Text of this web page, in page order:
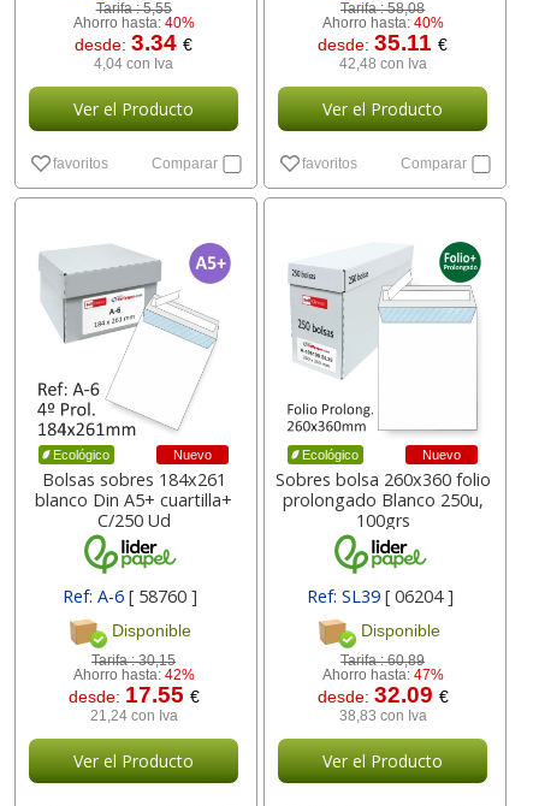
Tarifa :5,55
Ahorro hasta: 40%
desde:3.34€
4,04 con Iva
Ver el Producto
favoritos Comparar
Tarifa :58,08
Ahorro hasta: 40%
desde:35.11€
42,48 con Iva
Ver el Producto
favoritos Comparar
Ecológico Nuevo
Bolsas sobres 184x261
blanco Din A5+ cuartilla+
C/250 Ud
Ref: A-6[ 58760 ]
Disponible
Tarifa :30,15
Ahorro hasta: 42%
desde: 17.55 €
21,24 con Iva
Ver el Producto
Ecológico Nuevo
Sobres bolsa 260x360 folio
prolongado Blanco 250u,
100grs
Ref: SL39 [ 06204 ]
Disponible
Tarifa :60,89
Ahorro hasta: 47%
desde: 32.09 €
38,83 con Iva
Ver el Producto